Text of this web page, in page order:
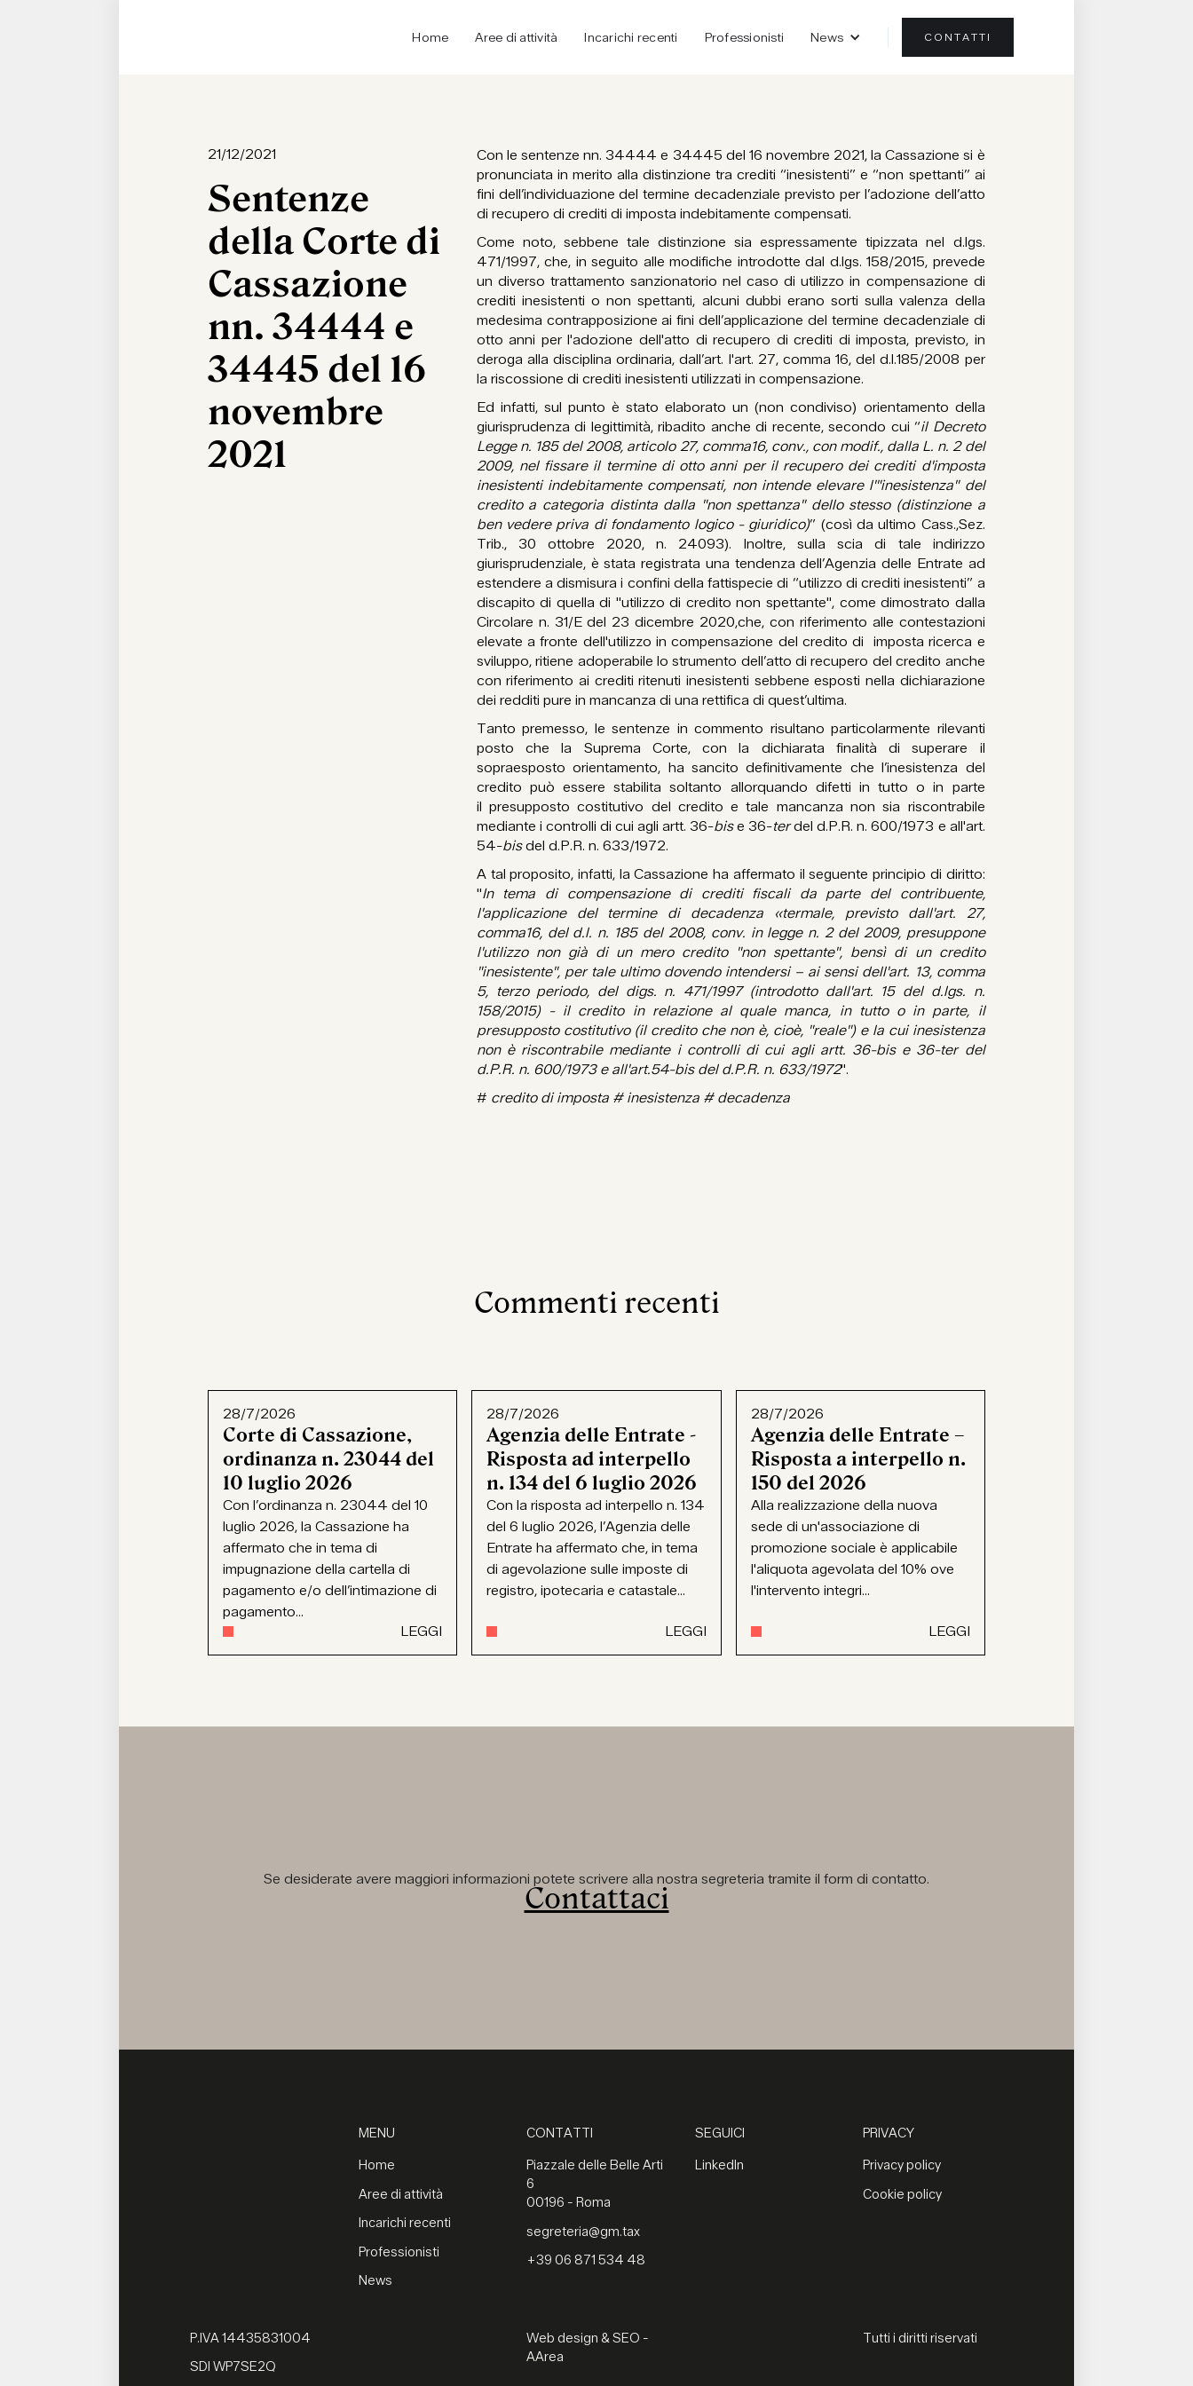
Home Aree di attività Incarichi recenti Professionisti News CONTATTI
21/12/2021
Sentenze
della Corte di
Cassazione
nn. 34444 e
34445 del 16
novembre
2021
Con le sentenze nn. 34444 e 34445 del 16 novembre 2021, la Cassazione si è
pronunciata in merito alla distinzione tra crediti “inesistenti” e “non spettanti” ai
fini dell’individuazione del termine decadenziale previsto per l’adozione dell’atto
di recupero di crediti di imposta indebitamente compensati.
Come noto, sebbene tale distinzione sia espressamente tipizzata nel d.lgs.
471/1997, che, in seguito alle modifiche introdotte dal d.lgs. 158/2015, prevede
un diverso trattamento sanzionatorio nel caso di utilizzo in compensazione di
crediti inesistenti o non spettanti, alcuni dubbi erano sorti sulla valenza della
medesima contrapposizione ai fini dell’applicazione del termine decadenziale di
otto anni per l'adozione dell'atto di recupero di crediti di imposta, previsto, in
deroga alla disciplina ordinaria, dall’art. l'art. 27, comma 16, del d.l.185/2008 per
la riscossione di crediti inesistenti utilizzati in compensazione.
Ed infatti, sul punto è stato elaborato un (non condiviso) orientamento della
giurisprudenza di legittimità, ribadito anche di recente, secondo cui “il Decreto
Legge n. 185 del 2008, articolo 27, comma16, conv., con modif., dalla L. n. 2 del
2009, nel fissare il termine di otto anni per il recupero dei crediti d'imposta
inesistenti indebitamente compensati, non intende elevare l'"inesistenza" del
credito a categoria distinta dalla "non spettanza" dello stesso (distinzione a
ben vedere priva di fondamento logico - giuridico)” (così da ultimo Cass.,Sez.
Trib., 30 ottobre 2020, n. 24093). Inoltre, sulla scia di tale indirizzo
giurisprudenziale, è stata registrata una tendenza dell’Agenzia delle Entrate ad
estendere a dismisura i confini della fattispecie di “utilizzo di crediti inesistenti” a
discapito di quella di "utilizzo di credito non spettante", come dimostrato dalla
Circolare n. 31/E del 23 dicembre 2020,che, con riferimento alle contestazioni
elevate a fronte dell'utilizzo in compensazione del credito di imposta ricerca e
sviluppo, ritiene adoperabile lo strumento dell’atto di recupero del credito anche
con riferimento ai crediti ritenuti inesistenti sebbene esposti nella dichiarazione
dei redditi pure in mancanza di una rettifica di quest’ultima.
Tanto premesso, le sentenze in commento risultano particolarmente rilevanti
posto che la Suprema Corte, con la dichiarata finalità di superare il
sopraesposto orientamento, ha sancito definitivamente che l’inesistenza del
credito può essere stabilita soltanto allorquando difetti in tutto o in parte
il presupposto costitutivo del credito e tale mancanza non sia riscontrabile
mediante i controlli di cui agli artt. 36-bise 36-terdel d.P.R. n. 600/1973 e all'art.
54-bisdel d.P.R. n. 633/1972.
A tal proposito, infatti, la Cassazione ha affermato il seguente principio di diritto:
"In tema di compensazione di crediti fiscali da parte del contribuente,
l'applicazione del termine di decadenza «termale, previsto dall'art. 27,
comma16, del d.l. n. 185 del 2008, conv. in legge n. 2 del 2009, presuppone
l'utilizzo non già di un mero credito "non spettante", bensì di un credito
"inesistente", per tale ultimo dovendo intendersi – ai sensi dell'art. 13, comma
5, terzo periodo, del digs. n. 471/1997 (introdotto dall'art. 15 del d.lgs. n.
158/2015) - il credito in relazione al quale manca, in tutto o in parte, il
presupposto costitutivo (il credito che non è, cioè, "reale") e la cui inesistenza
non è riscontrabile mediante i controlli di cui agli artt. 36-bis e 36-ter del
d.P.R. n. 600/1973 e all'art.54-bis del d.P.R. n. 633/1972".
# credito di imposta # inesistenza # decadenza
Commenti recenti
28/7/2026
Corte di Cassazione,
ordinanza n. 23044 del
10 luglio 2026
Con l’ordinanza n. 23044 del 10
luglio 2026, la Cassazione ha
affermato che in tema di
impugnazione della cartella di
pagamento e/o dell’intimazione di
pagamento...
LEGGI
28/7/2026
Agenzia delle Entrate -
Risposta ad interpello
n. 134 del 6 luglio 2026
Con la risposta ad interpello n. 134
del 6 luglio 2026, l’Agenzia delle
Entrate ha affermato che, in tema
di agevolazione sulle imposte di
registro, ipotecaria e catastale...
LEGGI
28/7/2026
Agenzia delle Entrate –
Risposta a interpello n.
150 del 2026
Alla realizzazione della nuova
sede di un'associazione di
promozione sociale è applicabile
l'aliquota agevolata del 10% ove
l'intervento integri...
LEGGI
Se desiderate avere maggiori informazioni potete scrivere alla nostra segreteria tramite il form di contatto.
Contattaci
MENU
Home
Aree di attività
Incarichi recenti
Professionisti
News
CONTATTI
Piazzale delle Belle Arti
6
00196 - Roma
segreteria@gm.tax
+39 06 871 534 48
SEGUICI
LinkedIn
PRIVACY
Privacy policy
Cookie policy
P.IVA 14435831004
SDI WP7SE2Q
Web design & SEO -
AArea
Tutti i diritti riservati